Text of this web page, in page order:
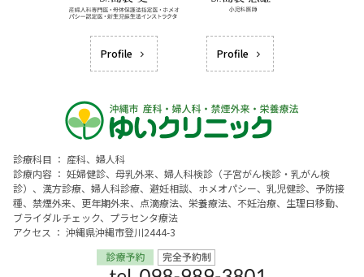
Profile Profile
診療科目 ： 産科、婦人科
診療内容 ： 妊婦健診、母乳外来、婦人科検診（子宮がん検診・乳がん検
診）、漢方診療、婦人科診療、避妊相談、ホメオパシー、乳児健診、予防接
種、禁煙外来、更年期外来、点滴療法、栄養療法、不妊治療、生理日移動、
ブライダルチェック、プラセンタ療法
アクセス ： 沖縄県沖縄市登川2444-3